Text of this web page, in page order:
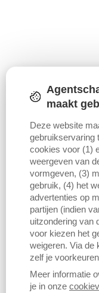
maakt
Deze website
gebruikservaring
cookies voor (1)
weergeven van
vormgeven, (3)
gebruik, (4) het
advertenties op
partijen (indien
uitzondering van
voor kiezen het
weigeren. Via de
zelf je
Meer informatie
je in onze